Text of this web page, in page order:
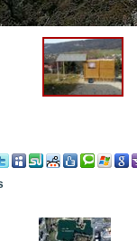
".
d'une traînée d'avion
2021 lunette 120 mm
2021 lunette halpha 120